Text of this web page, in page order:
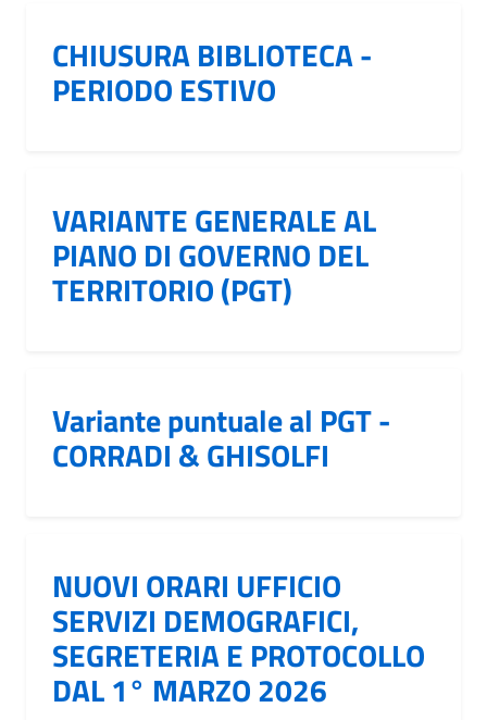
CHIUSURA BIBLIOTECA -
PERIODO ESTIVO
VARIANTE GENERALE AL
PIANO DI GOVERNO DEL
TERRITORIO (PGT)
Variante puntuale al PGT -
CORRADI & GHISOLFI
NUOVI ORARI UFFICIO
SERVIZI DEMOGRAFICI,
SEGRETERIA E PROTOCOLLO
DAL 1° MARZO 2026